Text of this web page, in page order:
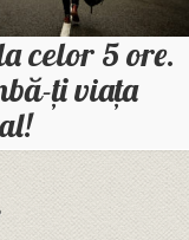
celor 5 ore.
ți viața